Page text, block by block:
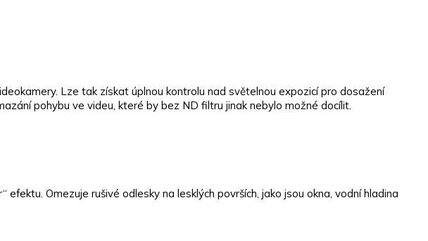
Lze tak získat úplnou kontrolu nad světelnou expozicí pro dosažení
pohybu ve videu, které by bez ND filtru jinak nebylo možné docílit.
Omezuje rušivé odlesky na lesklých površích, jako jsou okna, vodní hladina